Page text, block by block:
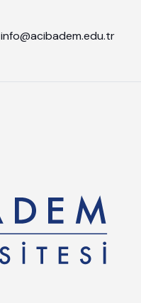
info@acibadem.edu.tr